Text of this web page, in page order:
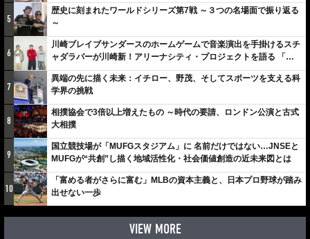
5
歴史に刻まれたワールドシリーズ第7戦 ～３つの名場面で振り返る
～
6
川崎ブレイブサンダースのホームゲームで音楽演出を手掛けるスチ
ャダラパーが川崎新！アリーナシティ・プロジェクトを語る 「楽
しみでしかないでしょ。川崎は、ずっと成長曲線だから」
7
異端の先に描く未来：イチロー、野茂、そしてスポーツを支える科
学界の挑戦
8
相撲協会で3倍以上増えたもの ～時代の要請、ロンドン公演と古式
大相撲
9
国立競技場が「MUFGスタジアム」に 名前だけではない…JNSEと
MUFGが“共創”し描く地域活性化・社会価値創造の近未来図とは
10
「富める者がさらに富む」MLBの資本主義と、日本プロ野球が踏み
出せない一歩
VIEW MORE